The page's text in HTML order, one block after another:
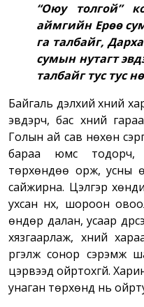
“Оюу толгой”
аймгийн Ерөө
га талбайг,
сумын нутагт эвд
талбайг тус тус
Байгаль дэлхий хүний
эвдэрч, бас хүний
Голын ай сав нөхөн
бараа юмс тодорч,
төрхөндөө орж, усны
сайжирна. Цэлгэр
ухсан нүх, шороон
өндөр далан, усаар
хязгаарлаж, хүний
үргэлж сонор сэрэмж
цэрвээд ойртохгүй.
унаган төрхөнд нь